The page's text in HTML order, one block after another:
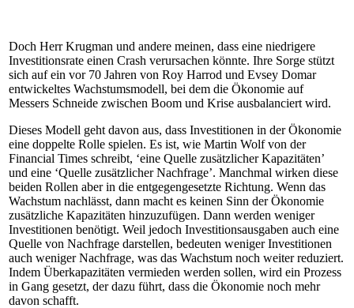
Doch Herr Krugman und andere meinen, dass eine niedrigere
Investitionsrate einen Crash verursachen könnte. Ihre Sorge stützt
sich auf ein vor 70 Jahren von Roy Harrod und Evsey Domar
entwickeltes Wachstumsmodell, bei dem die Ökonomie auf
Messers Schneide zwischen Boom und Krise ausbalanciert wird.
Dieses Modell geht davon aus, dass Investitionen in der Ökonomie
eine doppelte Rolle spielen. Es ist, wie Martin Wolf von der
Financial Times schreibt, ‘eine Quelle zusätzlicher Kapazitäten’
und eine ‘Quelle zusätzlicher Nachfrage’. Manchmal wirken diese
beiden Rollen aber in die entgegengesetzte Richtung. Wenn das
Wachstum nachlässt, dann macht es keinen Sinn der Ökonomie
zusätzliche Kapazitäten hinzuzufügen. Dann werden weniger
Investitionen benötigt. Weil jedoch Investitionsausgaben auch eine
Quelle von Nachfrage darstellen, bedeuten weniger Investitionen
auch weniger Nachfrage, was das Wachstum noch weiter reduziert.
Indem Überkapazitäten vermieden werden sollen, wird ein Prozess
in Gang gesetzt, der dazu führt, dass die Ökonomie noch mehr
davon schafft.